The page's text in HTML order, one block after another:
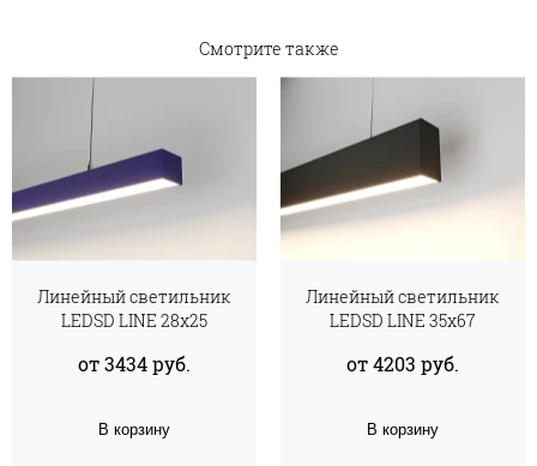
Смотрите также
Линейный светильник
LEDSD LINE 28х25
от 3434 руб.
В корзину
Линейный светильник
LEDSD LINE 35х67
от 4203 руб.
В корзину